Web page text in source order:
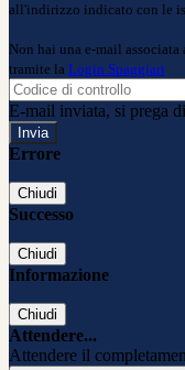
all'indirizzo indicato con le
Non hai una e-mail
tramite la Login Spaggiari
E-mail inviata, si prega
Errore
Chiudi
Successo
Chiudi
Informazione
Chiudi
Attendere...
Attendere il